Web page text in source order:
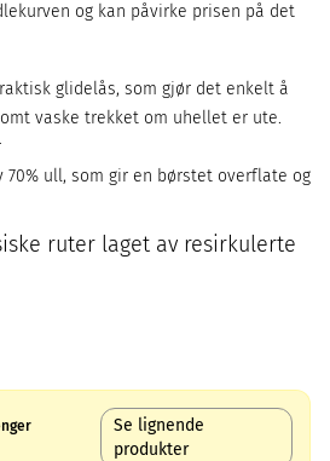
og kan påvirke prisen på det
glidelås, som gjør det enkelt å
vaske trekket om uhellet er ute.
70% ull, som gir en børstet overflate og
ruter laget av resirkulerte
Se lignende
produkter